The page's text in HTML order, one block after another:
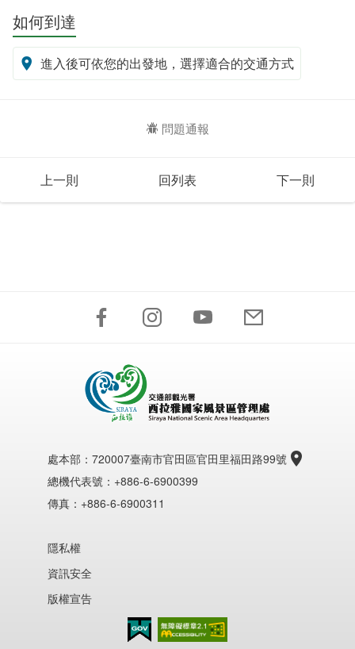
如何到達
進入後可依您的出發地，選擇適合的交通方式
問題通報
上一則 回列表 下一則
處本部： 720007臺南市官田區官田里福田路99號
總機代表號：+886-6-6900399
傳真：+886-6-6900311
隱私權
資訊安全
版權宣告